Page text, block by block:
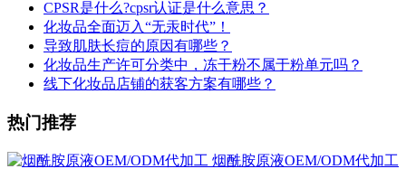
CPSR是什么?cpsr认证是什么意思？
化妆品全面迈入“无汞时代”！
导致肌肤长痘的原因有哪些？
化妆品生产许可分类中，冻干粉不属于粉单元吗？
线下化妆品店铺的获客方案有哪些？
热门推荐
烟酰胺原液OEM/ODM代加工